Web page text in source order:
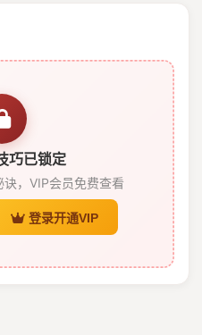
巧已锁定
，VIP会员免费查看
登录开通VIP